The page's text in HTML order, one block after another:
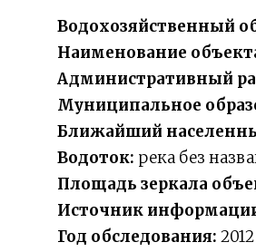
Водохозяйственный
Наименование
Административный
Муниципальное
Ближайший
Водоток: река без
Площадь зеркала
Источник
Год обследования: 2012